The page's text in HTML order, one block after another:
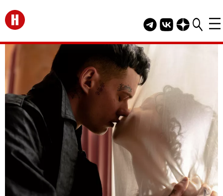
Перейти на главную
Telegram канал
Группа HELLO
Канал